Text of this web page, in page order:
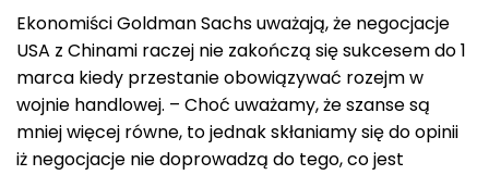
Ekonomiści Goldman Sachs uważają, że negocjacje
USA z Chinami raczej nie zakończą się sukcesem do 1
marca kiedy przestanie obowiązywać rozejm w
wojnie handlowej. – Choć uważamy, że szanse są
mniej więcej równe, to jednak skłaniamy się do opinii
iż negocjacje nie doprowadzą do tego, co jest